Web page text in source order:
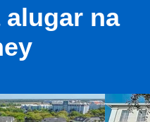
alugar na